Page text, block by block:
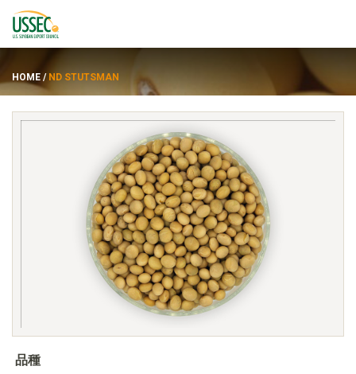
ENGLISH
FRANÇAIS
HOME / ND STUTSMAN
品種